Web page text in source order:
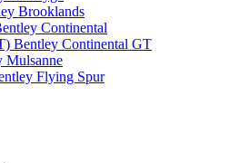
Brooklands
Continental
Bentley Continental GT
Mulsanne
Flying Spur